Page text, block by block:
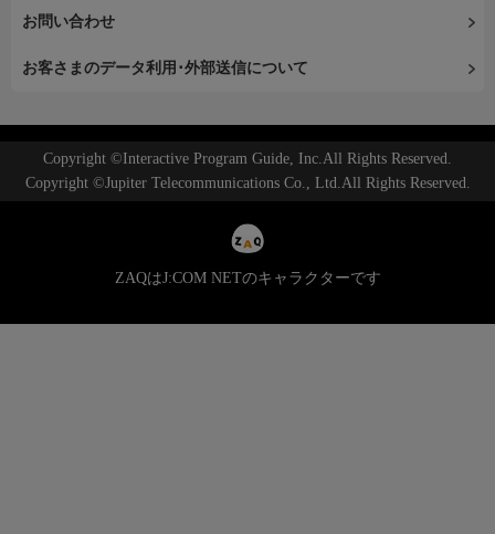
お問い合わせ
お客さまのデータ利用･外部送信について
Copyright ©Interactive Program Guide, Inc.All Rights Reserved.
Copyright ©Jupiter Telecommunications Co., Ltd.All Rights Reserved.
ZAQはJ:COM NETのキャラクターです